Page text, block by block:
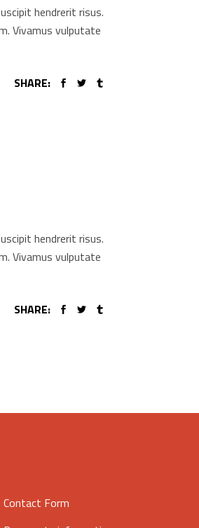
hendrerit risus.
Vivamus vulputate
SHARE:
hendrerit risus.
Vivamus vulputate
SHARE:
Contact Form